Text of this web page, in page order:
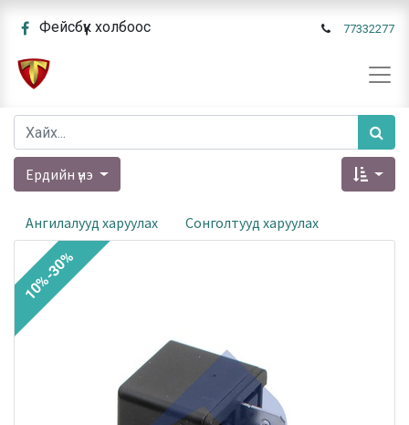
Фейсбүүк холбоос 77332277
Ердийн үнэ
Ангилалууд харуулах Сонголтууд харуулах
10%-30%